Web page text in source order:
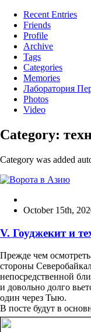
Recent Entries
Friends
Profile
Archive
Tags
Categories
Memories
Лаборатория
Photos
Video
Category:
Category was added
October 15th,
V. Гоуджекит и
Прежде чем осмотреть
стороны
непосредственной
и довольно долго
один через Тыю.
В посте будут в